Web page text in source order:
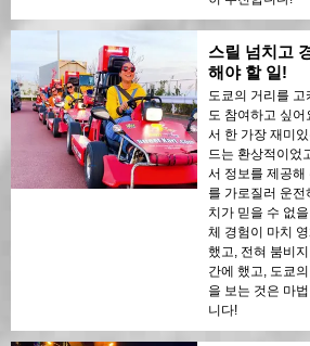
스릴 넘치고
해야 할 일!
도쿄의 거리를
도 참여하고 싶
서 한 가장 재미
드는 환상적이었
서 정보를 제공해
를 가로질러 운전
치가 믿을 수 없
체 경험이 마치
했고, 전혀 붐비
간에 했고, 도쿄
을 보는 것은 마
니다!